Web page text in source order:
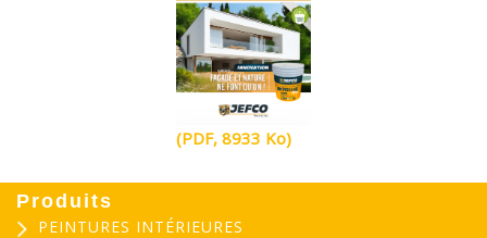
(PDF, 8933 Ko)
Produits
PEINTURES INTÉRIEURES